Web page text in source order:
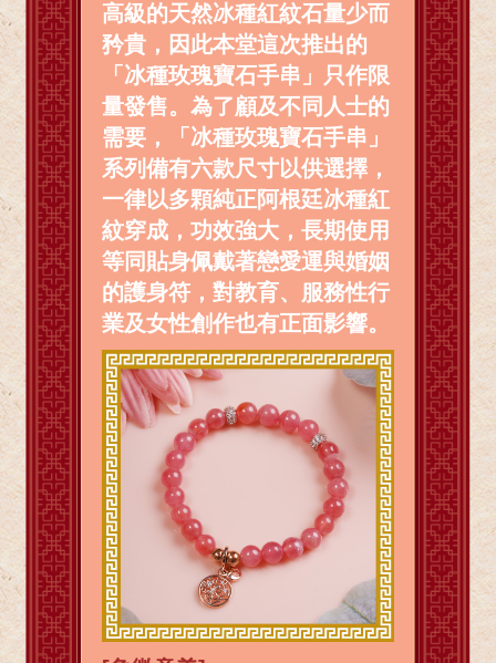
高級的天然冰種紅紋石量少而
矜貴，因此本堂這次推出的
「冰種玫瑰寶石手串」只作限
量發售。為了顧及不同人士的
需要，「冰種玫瑰寶石手串」
系列備有六款尺寸以供選擇，
一律以多顆純正阿根廷冰種紅
紋穿成，功效強大，長期使用
等同貼身佩戴著戀愛運與婚姻
的護身符，對教育、服務性行
業及女性創作也有正面影響。